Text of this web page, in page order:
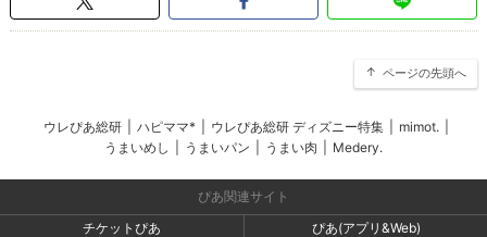
ページの先頭へ
ウレぴあ総研 ハピママ* ウレぴあ総研 ディズニー特集 mimot.
うまいめし
うまいパン うまい肉 Medery.
ぴあ関連サイト
チケットぴあ
ぴあ(アプリ&Web)